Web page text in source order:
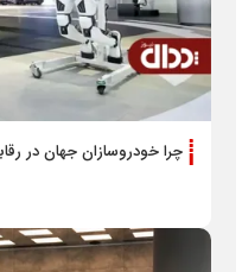
چرا خودروسازان جهان در